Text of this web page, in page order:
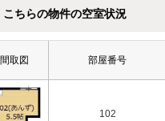
こちらの物件の空室状況
間取図 部屋番号
102